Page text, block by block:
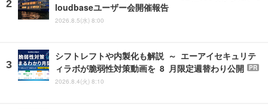
loudbaseユーザー会開催報告
2026.8.5(水) 8:00
シフトレフトや内製化も解説 ～ エーアイセキュリテ
ィラボが脆弱性対策動画を 8 月限定週替わり公開
PR
2026.8.4(火) 8:10